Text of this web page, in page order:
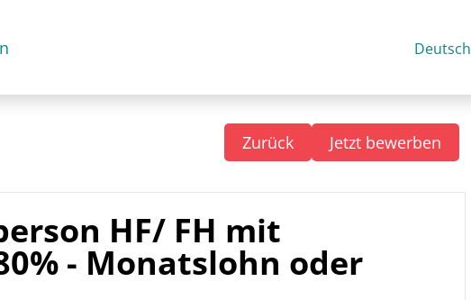
Deutsch
Zurück Jetzt bewerben
HF/ FH mit
- Monatslohn oder